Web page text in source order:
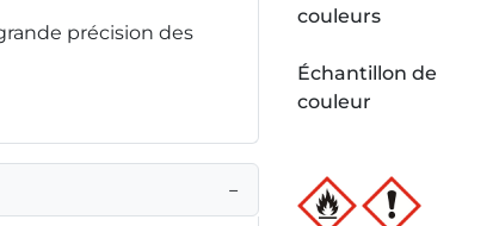
précision des
−
couleurs
Échantillon de
couleur